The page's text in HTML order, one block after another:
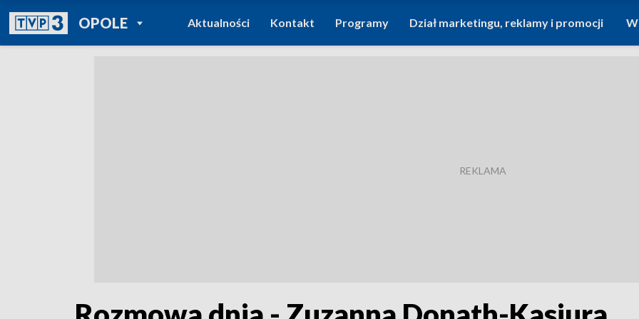
OPOLEPOWRÓT DO
TVP REGIONY
Aktualności Kontakt Programy Dział marketingu, reklamy i promocji